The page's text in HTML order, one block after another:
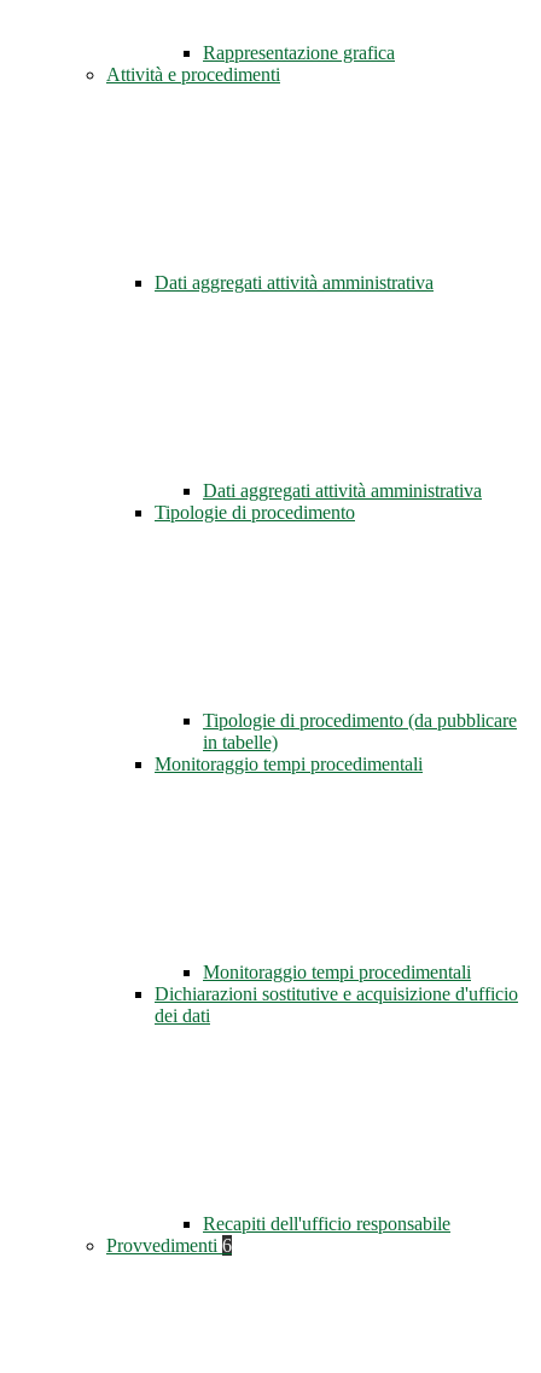
Rappresentazione grafica
Attività e procedimenti
Dati aggregati attività amministrativa
Dati aggregati attività amministrativa
Tipologie di procedimento
Tipologie di procedimento (da pubblicare
in tabelle)
Monitoraggio tempi procedimentali
Monitoraggio tempi procedimentali
Dichiarazioni sostitutive e acquisizione d'ufficio
dei dati
Recapiti dell'ufficio responsabile
Provvedimenti 6